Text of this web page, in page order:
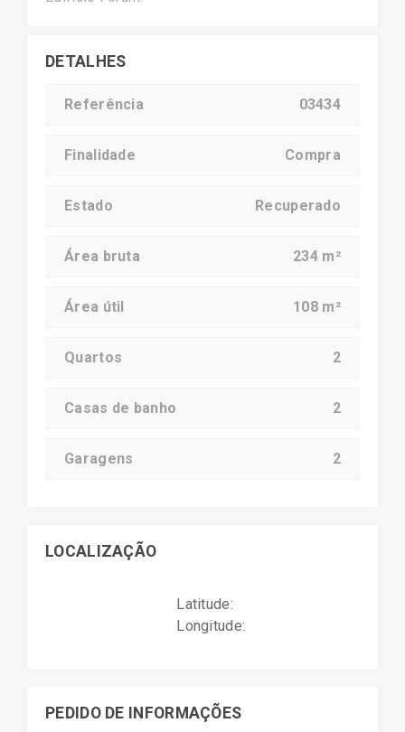
DETALHES
Referência 03434
Finalidade Compra
Estado Recuperado
Área bruta 234 m²
Área útil 108 m²
Quartos 2
Casas de banho 2
Garagens 2
LOCALIZAÇÃO
Latitude:
Longitude:
PEDIDO DE INFORMAÇÕES